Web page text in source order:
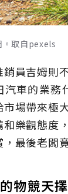
。取自pexels
銷員吉姆則
汽車的業務
市場帶來極
和樂觀態度
最後老闆
物競天擇